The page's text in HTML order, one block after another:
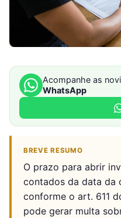
Acompanhe as
WhatsApp
BREVE RESUMO
O prazo para abrir
contados da data da
conforme o art. 611
pode gerar multa